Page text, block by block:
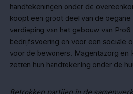
handtekeningen onder de
koopt een groot deel van de
verdieping van het gebouw van
bedrijfsvoering en voor een sociale
voor de bewoners. Magentazorg en
zetten hun handtekening onder de
Betrokken partijen in de